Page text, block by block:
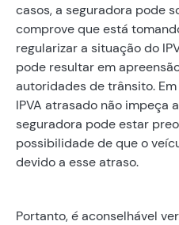
casos, a seguradora pode
comprove que está
regularizar a situação do
pode resultar em
autoridades de trânsito.
IPVA atrasado não impeça
seguradora pode estar
possibilidade de que o
devido a esse atraso.
Portanto, é aconselhável